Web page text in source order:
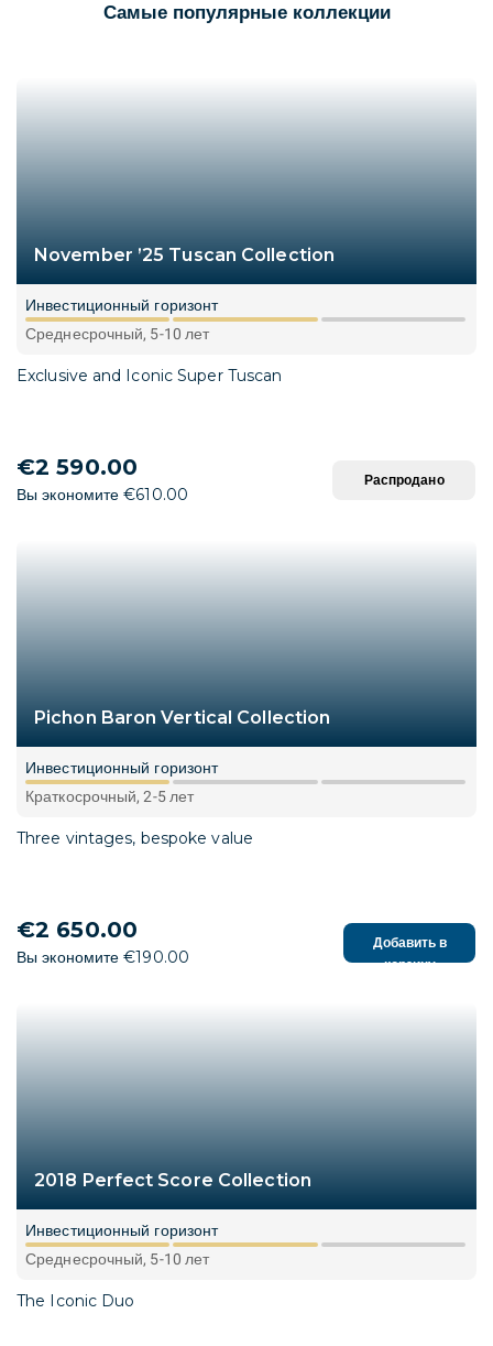
Самые популярные коллекции
November ’25 Tuscan Collection
Инвестиционный горизонт
Среднесрочный, 5-10 лет
Exclusive and Iconic Super Tuscan
€2 590.00
Вы экономите €610.00
Распродано
Pichon Baron Vertical Collection
Инвестиционный горизонт
Краткосрочный, 2-5 лет
Three vintages, bespoke value
€2 650.00
Вы экономите €190.00
Добавить в
корзину
2018 Perfect Score Collection
Инвестиционный горизонт
Среднесрочный, 5-10 лет
The Iconic Duo